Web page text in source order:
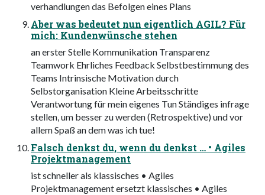
verhandlungen das Befolgen eines Plans
Aber was bedeutet nun eigentlich AGIL? Für
mich: Kundenwünsche stehen
an erster Stelle Kommunikation Transparenz
Teamwork Ehrliches Feedback Selbstbestimmung des
Teams Intrinsische Motivation durch
Selbstorganisation Kleine Arbeitsschritte
Verantwortung für mein eigenes Tun Ständiges infrage
stellen, um besser zu werden (Retrospektive) und vor
allem Spaß an dem was ich tue!
Falsch denkst du, wenn du denkst … • Agiles
Projektmanagement
ist schneller als klassisches • Agiles
Projektmanagement ersetzt klassisches • Agiles